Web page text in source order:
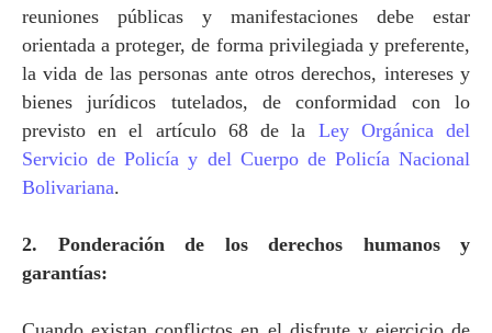
reuniones públicas y manifestaciones debe estar
orientada a proteger, de forma privilegiada y preferente,
la vida de las personas ante otros derechos, intereses y
bienes jurídicos tutelados, de conformidad con lo
previsto en el artículo 68 dela Ley Orgánicadel
Servicio de Policía y del Cuerpo de Policía Nacional
Bolivariana.
2. Ponderación de los derechos humanos y
garantías: